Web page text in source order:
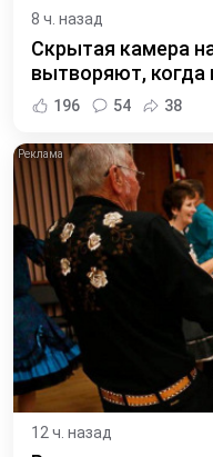
8 ч. назад
Скрытая камера
вытворяют, когда
196 54 38
12 ч. назад